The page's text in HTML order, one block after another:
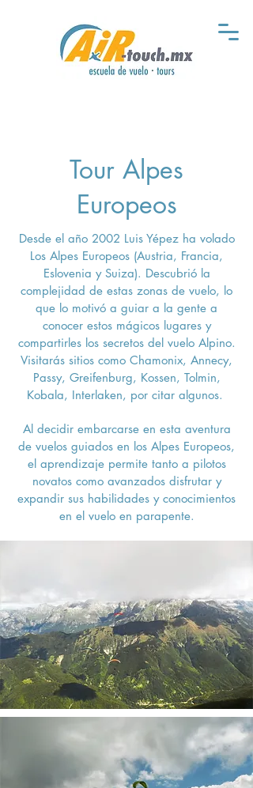
Tour Alpes
Europeos
Desde el año 2002 Luis Yépez ha volado
Los Alpes Europeos (Austria, Francia,
Eslovenia y Suiza). Descubrió la
complejidad de estas zonas de vuelo, lo
que lo motivó a guiar a la gente a
conocer estos mágicos lugares y
compartirles los secretos del vuelo Alpino.
Visitarás sitios como Chamonix, Annecy,
Passy, Greifenburg, Kossen, Tolmin,
Kobala, Interlaken, por citar algunos.
Al decidir embarcarse en esta aventura
de vuelos guiados en los Alpes Europeos,
el aprendizaje permite tanto a pilotos
novatos como avanzados disfrutar y
expandir sus habilidades y conocimientos
en el vuelo en parapente.